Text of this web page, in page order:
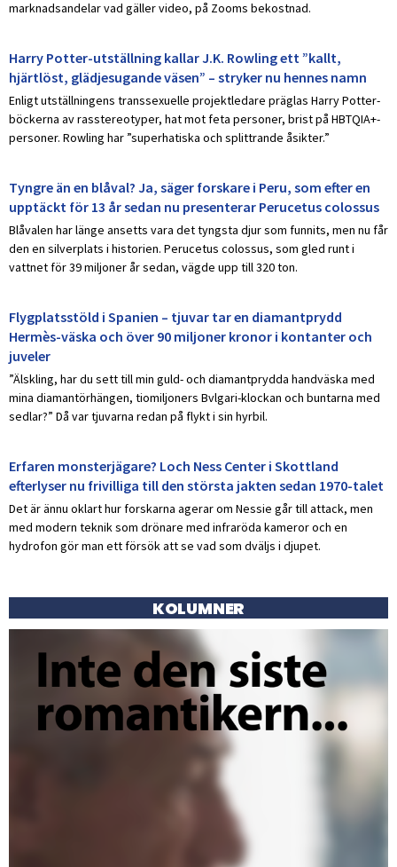
marknadsandelar vad gäller video, på Zooms bekostnad.
Harry Potter-utställning kallar J.K. Rowling ett ”kallt,
hjärtlöst, glädjesugande väsen” – stryker nu hennes namn
Enligt utställningens transsexuelle projektledare präglas Harry Potter-
böckerna av rasstereotyper, hat mot feta personer, brist på HBTQIA+-
personer. Rowling har ”superhatiska och splittrande åsikter.”
Tyngre än en blåval? Ja, säger forskare i Peru, som efter en
upptäckt för 13 år sedan nu presenterar Perucetus colossus
Blåvalen har länge ansetts vara det tyngsta djur som funnits, men nu får
den en silverplats i historien. Perucetus colossus, som gled runt i
vattnet för 39 miljoner år sedan, vägde upp till 320 ton.
Flygplatsstöld i Spanien – tjuvar tar en diamantprydd
Hermès-väska och över 90 miljoner kronor i kontanter och
juveler
”Älskling, har du sett till min guld- och diamantprydda handväska med
mina diamantörhängen, tiomiljoners Bvlgari-klockan och buntarna med
sedlar?” Då var tjuvarna redan på flykt i sin hyrbil.
Erfaren monsterjägare? Loch Ness Center i Skottland
efterlyser nu frivilliga till den största jakten sedan 1970-talet
Det är ännu oklart hur forskarna agerar om Nessie går till attack, men
med modern teknik som drönare med infraröda kameror och en
hydrofon gör man ett försök att se vad som dväljs i djupet.
KOLUMNER